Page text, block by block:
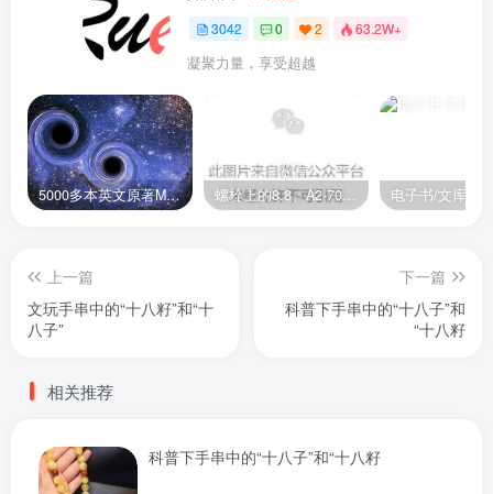
3042 0 2 63.2W+
凝聚力量，享受超越
5000多本英文原著MOBI+AZW3格式电子书百度云网盘打包下载 螺栓上的8.8、A2-70是什么意思？ 电子书/文库
上一篇
文玩手串中的“十八籽”和“十
八子”
下一篇
科普下手串中的“十八子”和
“十八籽
相关推荐
科普下手串中的“十八子”和“十八籽